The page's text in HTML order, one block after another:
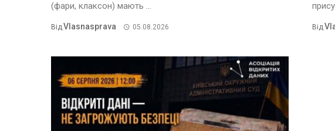
(фари, клаксон) мають ...
ВідVlasnasprava 05.08.2026 Від